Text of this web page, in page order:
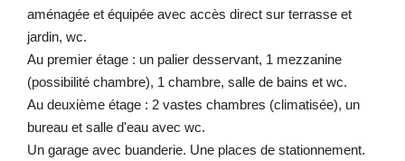
aménagée et équipée avec accès direct sur terrasse et
jardin, wc.
Au premier étage : un palier desservant, 1 mezzanine
(possibilité chambre), 1 chambre, salle de bains et wc.
Au deuxième étage : 2 vastes chambres (climatisée), un
bureau et salle d'eau avec wc.
Un garage avec buanderie. Une places de stationnement.